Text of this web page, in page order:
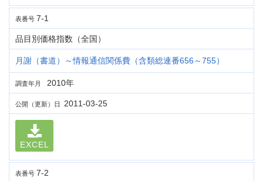
表番号 7-1
品目別価格指数（全国）
月謝（書道）～情報通信関係費（含類総連番656～755）
調査年月 2010年
公開（更新）日 2011-03-25
EXCEL
表番号 7-2